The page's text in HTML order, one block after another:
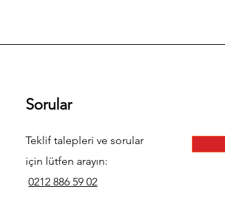
Sorular
Teklif talepleri ve sorular
için lütfen arayın:
0212 886 59 02